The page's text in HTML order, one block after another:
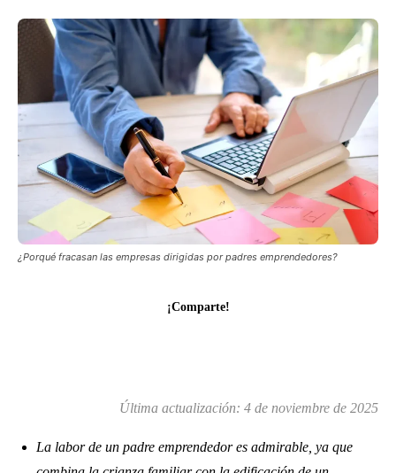
¿Porqué fracasan las empresas dirigidas por padres emprendedores?
¡Comparte!
Última actualización: 4 de noviembre de 2025
La labor de un padre emprendedor es admirable, ya que